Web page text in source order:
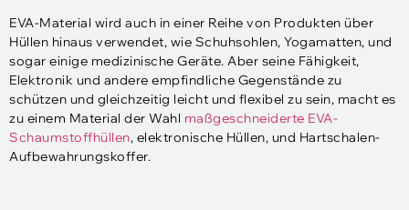
EVA-Material wird auch in einer Reihe von Produkten über
Hüllen hinaus verwendet, wie Schuhsohlen, Yogamatten, und
sogar einige medizinische Geräte. Aber seine Fähigkeit,
Elektronik und andere empfindliche Gegenstände zu
schützen und gleichzeitig leicht und flexibel zu sein, macht es
zu einem Material der Wahl maßgeschneiderte EVA-
Schaumstoffhüllen, elektronische Hüllen, und Hartschalen-
Aufbewahrungskoffer.